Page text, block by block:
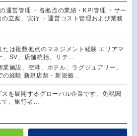
運営管理 ・各拠点の業績・KPI管理 ・サー
の立案、実行 ・運営コスト管理および業務
たは複数拠点のマネジメント経験 エリアマ
、SV、店舗統括、リテ…
業施設、空港、ホテル、ラグジュアリー、
の経験 新規店舗・新規拠…
を展開するグローバル企業です。免税関
て、旅行者…